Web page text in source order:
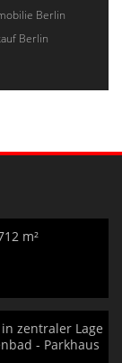
Berlin
Berlin
m²
zentraler Lage
- Parkhaus